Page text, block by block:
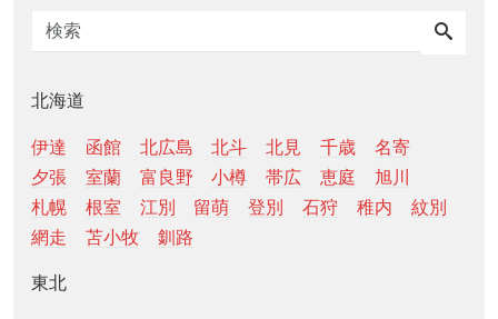
北海道
伊達 函館 北広島 北斗 北見 千歳
名寄
夕張
室蘭 富良野 小樽 帯広 恵庭
旭川
札幌
根室 江別 留萌 登別 石狩 稚内
紋別
網走
苫小牧 釧路
東北